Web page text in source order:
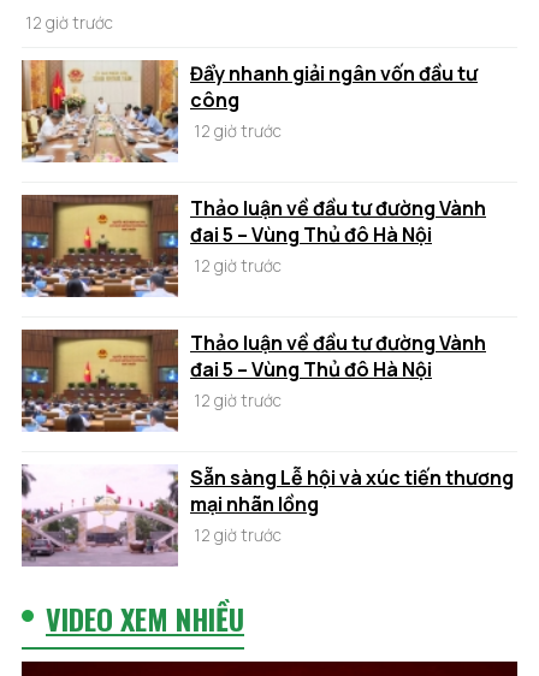
12 giờ trước
Đẩy nhanh giải ngân vốn đầu tư
công
12 giờ trước
Thảo luận về đầu tư đường Vành
đai 5 – Vùng Thủ đô Hà Nội
12 giờ trước
Thảo luận về đầu tư đường Vành
đai 5 – Vùng Thủ đô Hà Nội
12 giờ trước
Sẵn sàng Lễ hội và xúc tiến thương
mại nhãn lồng
12 giờ trước
VIDEO XEM NHIỀU